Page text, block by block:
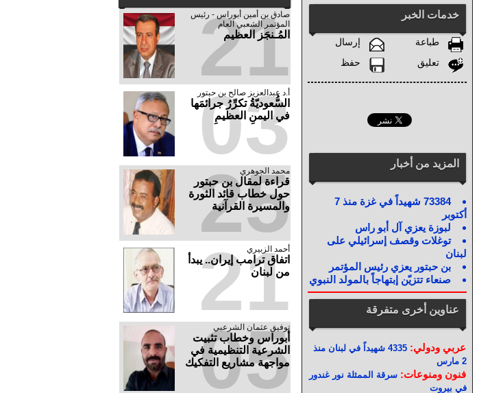
خدمات الخبر
طباعة
إرسال
تعليق
حفظ
المزيد من أخبار
73384 شهيداً في غزة منذ 7
أكتوبر
لبوزة يعزي آل أبو راس
توغلات وقصف إسرائيلي على
لبنان
بن حبتور يعزي رئيس المؤتمر
صنعاء تتزيّن إبتهاجاً بالمولد النبوي
عناوين أخرى متفرقة
عربي ودولي:
4335 شهيداً في لبنان منذ
2 مارس
فنون ومنوعات:سرقة الممثلة نور غندور
في بيروت
صادق‮ ‬بن‮ ‬أمين‮ ‬أبوراس - رئيس‮
‬المؤتمر‮ ‬الشعبي‮ ‬العام
المُـنجَز العظيم
21
أ.د عبدالعزيز صالح بن حبتور
السُّعوديّةُ تكرِّرُ جرائمَها
في اليمنِ العظيمِ
03
محمد الجوهري
قراءة لمقال بن حبتور
حول خطاب قائد الثورة
والمسيرة القرآنية
25
أحمد الزبيري
اتفاق ترامب إيران.. يبدأ
من لبنان
21
توفيق عثمان الشرعبي
أبوراس وخطاب تثبيت
الشرعية التنظيمية في
مواجهة مشاريع التفكيك
05